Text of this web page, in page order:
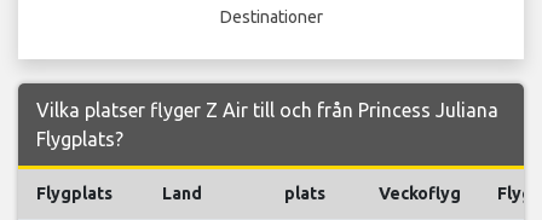
Destinationer
Vilka platser flyger Z Air till och från Princess Juliana
Flygplats?
Flygplats Land plats Veckoflyg Flyg